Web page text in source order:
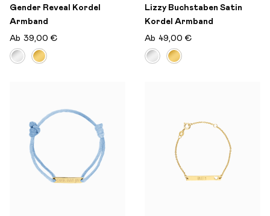
Gender Reveal Kordel
Armband
Ab 39,00 €
Lizzy Buchstaben Satin
Kordel Armband
Ab 49,00 €